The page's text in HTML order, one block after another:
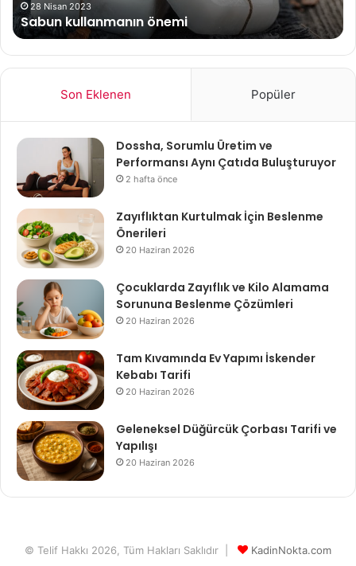
28 Nisan 2023
Sabun kullanmanın önemi
Son Eklenen Popüler
Dossha, Sorumlu Üretim ve
Performansı Aynı Çatıda Buluşturuyor
2 hafta önce
Zayıflıktan Kurtulmak İçin Beslenme
Önerileri
20 Haziran 2026
Çocuklarda Zayıflık ve Kilo Alamama
Sorununa Beslenme Çözümleri
20 Haziran 2026
Tam Kıvamında Ev Yapımı İskender
Kebabı Tarifi
20 Haziran 2026
Geleneksel Düğürcük Çorbası Tarifi ve
Yapılışı
20 Haziran 2026
© Telif Hakkı 2026, Tüm Hakları Saklıdır | KadinNokta.com